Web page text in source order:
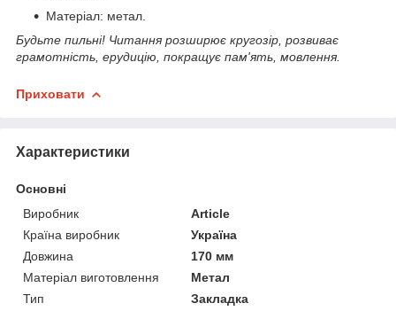
Матеріал: метал.
Будьте пильні! Читання розширює кругозір, розвиває
грамотність, ерудицію, покращує пам'ять, мовлення.
Приховати
Характеристики
Основні
Виробник
Article
Країна виробник
Україна
Довжина
170 мм
Матеріал виготовлення
Метал
Тип
Закладка